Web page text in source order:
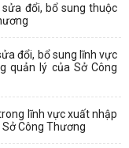
đổi, bổ sung thuộc
đổi, bổ sung lĩnh vực
quản lý của Sở Công
lĩnh vực xuất nhập
Công Thương